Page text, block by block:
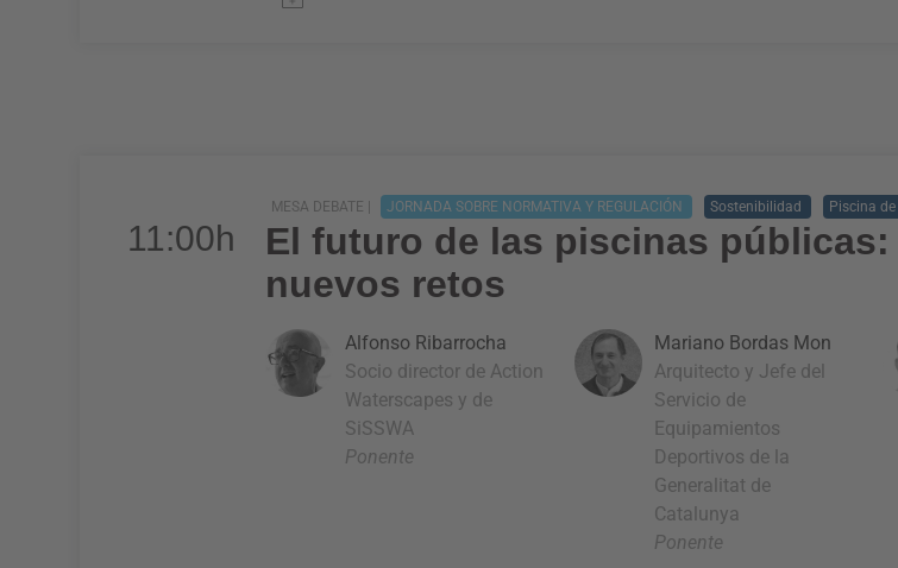
11:00h
MESA DEBATE | JORNADA SOBRE NORMATIVA Y REGULACIÓN Sostenibilidad Piscina
El futuro de las piscinas
nuevos retos
Alfonso Ribarrocha
Socio director de Action
Waterscapes y de
SiSSWA
Ponente
Mariano Bordas Mon
Arquitecto y Jefe del
Servicio de
Equipamientos
Deportivos de la
Generalitat de
Catalunya
Ponente